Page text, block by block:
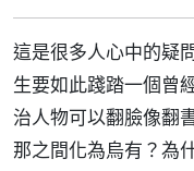
這是很多人心中的疑
生要如此踐踏一個曾
治人物可以翻臉像翻
那之間化為烏有？為